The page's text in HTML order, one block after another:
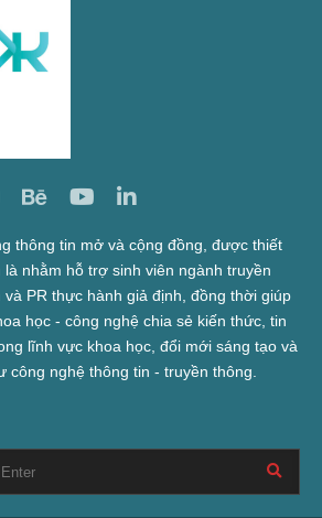
thông tin mở và cộng đồng, được thiết
nhằm hỗ trợ sinh viên ngành truyền
PR thực hành giả định, đồng thời giúp
học - công nghệ chia sẻ kiến thức, tin
lĩnh vực khoa học, đổi mới sáng tạo và
công nghệ thông tin - truyền thông.